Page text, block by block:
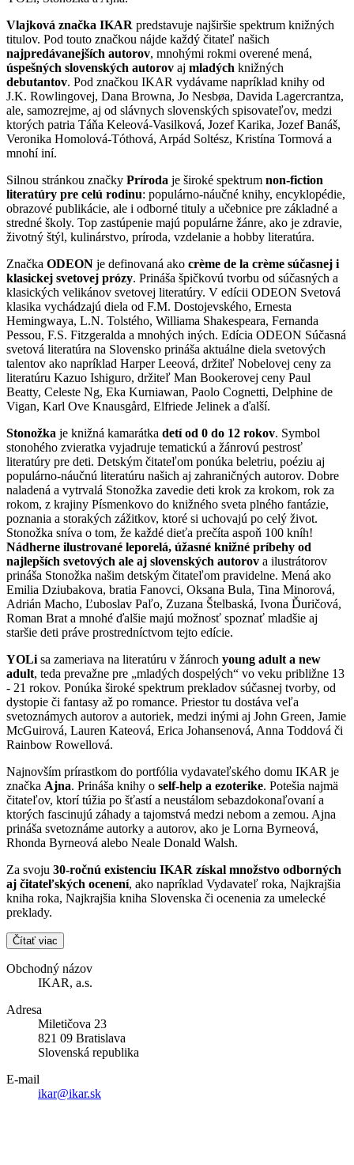
Vlajková značka IKAR predstavuje najširšie spektrum knižných
titulov. Pod touto značkou nájde každý čitateľ našich
najpredávanejších autorov, mnohými rokmi overené mená,
úspešných slovenských autorov aj mladých knižných
debutantov. Pod značkou IKAR vydávame napríklad knihy od
J.K. Rowlingovej, Dana Browna, Jo Nesbøa, Davida Lagercrantza,
ale, samozrejme, aj od slávnych slovenských spisovateľov, medzi
ktorých patria Táňa Keleová-Vasilková, Jozef Karika, Jozef Banáš,
Veronika Homolová-Tóthová, Arpád Soltész, Kristína Tormová a
mnohí iní.
Silnou stránkou značky Príroda je široké spektrum non-fiction
literatúry pre celú rodinu: populárno-náučné knihy, encyklopédie,
obrazové publikácie, ale i odborné tituly a učebnice pre základné a
stredné školy. Top zastúpenie majú populárne žánre, ako je zdravie,
životný štýl, kulinárstvo, príroda, vzdelanie a hobby literatúra.
Značka ODEON je definovaná ako crème de la crème súčasnej i
klasickej svetovej prózy. Prináša špičkovú tvorbu od súčasných a
klasických velikánov svetovej literatúry. V edícii ODEON Svetová
klasika vychádzajú diela od F.M. Dostojevského, Ernesta
Hemingwaya, L.N. Tolstého, Williama Shakespeara, Fernanda
Pessou, F.S. Fitzgeralda a mnohých iných. Edícia ODEON Súčasná
svetová literatúra na Slovensko prináša aktuálne diela svetových
talentov ako napríklad Harper Leeová, držiteľ Nobelovej ceny za
literatúru Kazuo Ishiguro, držiteľ Man Bookerovej ceny Paul
Beatty, Celeste Ng, Eka Kurniawan, Paolo Cognetti, Delphine de
Vigan, Karl Ove Knausgård, Elfriede Jelinek a ďalší.
Stonožka je knižná kamarátka detí od 0 do 12 rokov. Symbol
stonohého zvieratka vyjadruje tematickú a žánrovú pestrosť
literatúry pre deti. Detským čitateľom ponúka beletriu, poéziu aj
populárno-náučnú literatúru našich aj zahraničných autorov. Dobre
naladená a vytrvalá Stonožka zavedie deti krok za krokom, rok za
rokom, z krajiny Písmenkovo do knižného sveta plného fantázie,
poznania a storakých zážitkov, ktoré si uchovajú po celý život.
Stonožka sníva o tom, že každé dieťa prečíta aspoň 100 kníh!
Nádherne ilustrované leporelá, úžasné knižné príbehy od
najlepších svetových ale aj slovenských autorov a ilustrátorov
prináša Stonožka našim detským čitateľom pravidelne. Mená ako
Emilia Dziubakova, bratia Fanovci, Oksana Bula, Tina Minorová,
Adrián Macho, Ľuboslav Paľo, Zuzana Štelbaská, Ivona Ďuričová,
Roman Brat a mnohé ďalšie majú možnosť spoznať mladšie aj
staršie deti práve prostredníctvom tejto edície.
YOLi sa zameriava na literatúru v žánroch young adult a new
adult, teda prevažne pre „mladých dospelých“ vo veku približne 13
- 21 rokov. Ponúka široké spektrum prekladov súčasnej tvorby, od
dystopie či fantasy až po romance. Priestor tu dostáva veľa
svetoznámych autorov a autoriek, medzi inými aj John Green, Jamie
McGuirová, Lauren Kateová, Erica Johansenová, Anna Toddová či
Rainbow Rowellová.
Najnovším prírastkom do portfólia vydavateľského domu IKAR je
značka Ajna. Prináša knihy o self-help a ezoterike. Potešia najmä
čitateľov, ktorí túžia po šťastí a neustálom sebazdokonaľovaní a
ktorých fascinujú záhady a tajomstvá medzi nebom a zemou. Ajna
prináša svetoznáme autorky a autorov, ako je Lorna Byrneová,
Rhonda Byrneová alebo Neale Donald Walsh.
Za svoju 30-ročnú existenciu IKAR získal množstvo odborných
aj čitateľských ocenení, ako napríklad Vydavateľ roka, Najkrajšia
kniha roka, Najkrajšia kniha Slovenska či ocenenia za umelecké
preklady.
Čítať viac
Obchodný názov
IKAR, a.s.
Adresa
Miletičova 23
821 09 Bratislava
Slovenská republika
E-mail
ikar@ikar.sk